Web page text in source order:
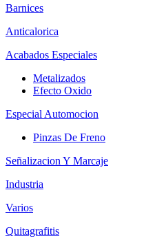
Barnices
Anticalorica
Acabados Especiales
Metalizados
Efecto Oxido
Especial Automocion
Pinzas De Freno
Señalizacion Y Marcaje
Industria
Varios
Quitagrafitis